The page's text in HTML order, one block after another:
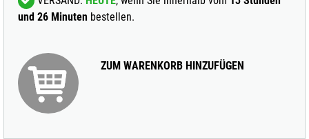
und 26 Minuten bestellen.
ZUM WARENKORB HINZUFÜGEN